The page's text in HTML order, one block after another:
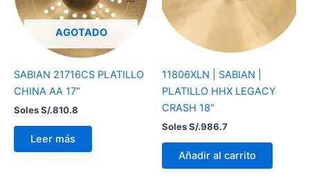
AGOTADO
SABIAN 21716CS PLATILLO
CHINA AA 17″
Soles S/.810.8
Leer más
11806XLN | SABIAN |
PLATILLO HHX LEGACY
CRASH 18″
Soles S/.986.7
Añadir al carrito